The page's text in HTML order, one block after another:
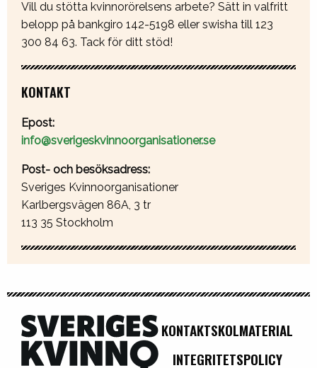
Vill du stötta kvinnorörelsens arbete? Sätt in valfritt
belopp på bankgiro 142-5198 eller swisha till 123
300 84 63. Tack för ditt stöd!
KONTAKT
Epost:
info@sverigeskvinnoorganisationer.se
Post- och besöksadress:
Sveriges Kvinnoorganisationer
Karlbergsvägen 86A, 3 tr
113 35 Stockholm
KONTAKTSKOLMATERIAL
INTEGRITETSPOLICY